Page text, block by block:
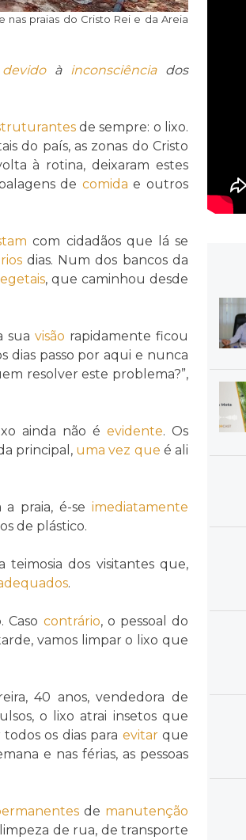
praias do Cristo Rei e da Areia
devidoà inconsciência
dos
de sempre: o lixo.
do país, as zonas do Cristo
à rotina, deixaram estes
de comida e outros
com cidadãos que lá se
dias. Num dos bancos da
, que caminhou desde
sua visão rapidamente ficou
dias passo por aqui e nunca
resolver este problema?”,
ainda não é evidente. Os
principal, uma vez que é ali
praia, é-se imediatamente
de plástico.
teimosia dos visitantes que,
.
contrário, o pessoal do
vamos limpar o lixo que
40 anos, vendedora de
o lixo atrai insetos que
os dias para evitarque
e nas férias, as pessoas
de manutenção
de rua, de transporte